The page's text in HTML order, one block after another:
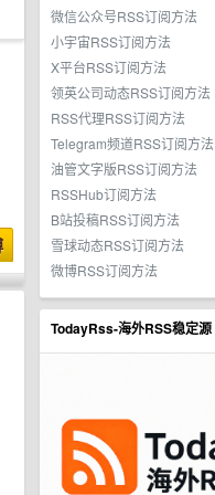
微信公众号RSS订阅方法
小宇宙RSS订阅方法
X平台RSS订阅方法
领英公司动态RSS订阅方法
RSS代理RSS订阅方法
Telegram频道RSS订阅方法
油管文字版RSS订阅方法
RSSHub订阅方法
B站投稿RSS订阅方法
雪球动态RSS订阅方法
微博RSS订阅方法
TodayRss-海外RSS稳定源